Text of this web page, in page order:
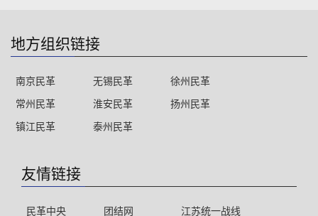
地方组织链接
南京民革 无锡民革
徐州民革
常州民革
淮安民革
扬州民革
镇江民革
泰州民革
友情链接
民革中央 团结网 江苏统一战线